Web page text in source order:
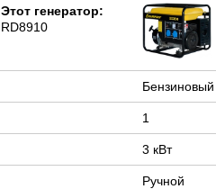
Этот генератор:
RD8910
Бензиновый
1
3 кВт
Ручной